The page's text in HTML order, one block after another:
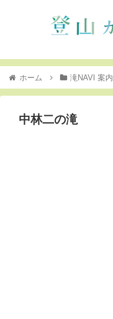
ホーム 滝NAVI 案内
中林二の滝